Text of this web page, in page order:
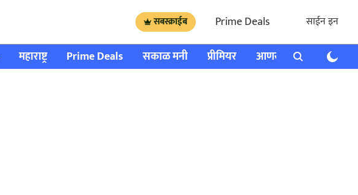
सबस्क्राईब Prime Deals साईन इन
महाराष्ट्र Prime Deals सकाळ मनी प्रीमियर आणखी राशी भविष्य